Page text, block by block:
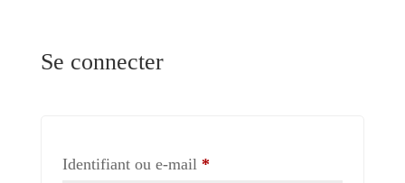
Se connecter
Identifiant ou e-mail *Obligatoire